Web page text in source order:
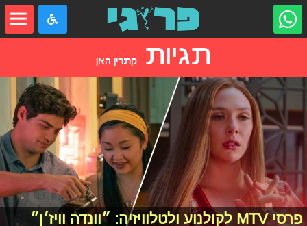
תגיות קתרין האן
פרסי MTV לקולנוע ולטלוויזיה: ״וונדה וויז׳ן״